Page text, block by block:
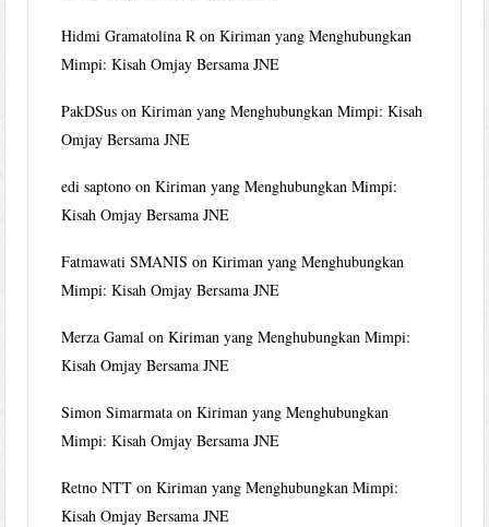
Hidmi Gramatolina R onKiriman yang Menghubungkan
Mimpi: Kisah Omjay Bersama JNE
PakDSus onKiriman yang Menghubungkan Mimpi: Kisah
Omjay Bersama JNE
edi saptono onKiriman yang Menghubungkan Mimpi:
Kisah Omjay Bersama JNE
Fatmawati SMANIS onKiriman yang Menghubungkan
Mimpi: Kisah Omjay Bersama JNE
Merza Gamal onKiriman yang Menghubungkan Mimpi:
Kisah Omjay Bersama JNE
Simon Simarmata onKiriman yang Menghubungkan
Mimpi: Kisah Omjay Bersama JNE
Retno NTT onKiriman yang Menghubungkan Mimpi:
Kisah Omjay Bersama JNE